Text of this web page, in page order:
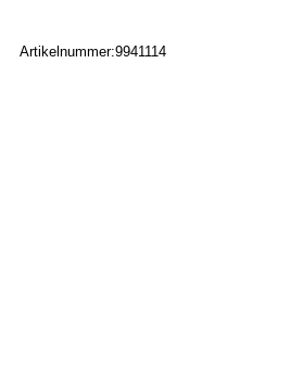
Artikelnummer:9941114